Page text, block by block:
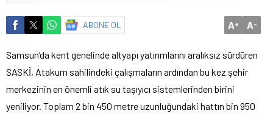
ABONE OL A+ A-
Samsun’da kent genelinde altyapı yatırımlarını aralıksız sürdüren
SASKİ, Atakum sahilindeki çalışmaların ardından bu kez şehir
merkezinin en önemli atık su taşıyıcı sistemlerinden birini
yeniliyor. Toplam 2 bin 450 metre uzunluğundaki hattın bin 950